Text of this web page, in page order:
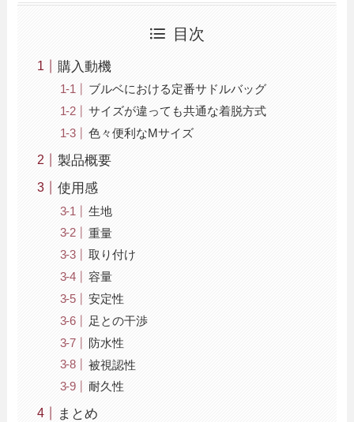
目次
購入動機
ブルベにおける定番サドルバッグ
サイズが違っても共通な着脱方式
色々便利なMサイズ
製品概要
使用感
生地
重量
取り付け
容量
安定性
足との干渉
防水性
被視認性
耐久性
まとめ